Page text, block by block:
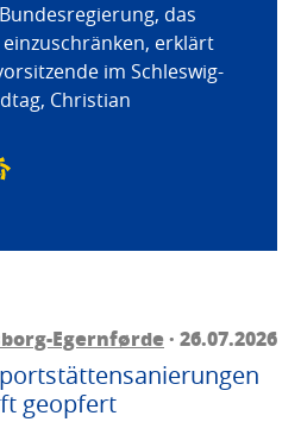
das
erklärt
im Schleswig-
Christian
Egernførde· 26.07.2026
geopfert